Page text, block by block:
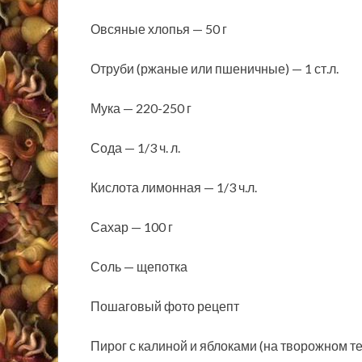
Овсяные хлопья — 50 г
Отруби (ржаные или пшеничные) — 1 ст.л.
Мука — 220-250 г
Сода — 1/3 ч. л.
Кислота лимонная — 1/3 ч.л.
Сахар — 100 г
Соль — щепотка
Пошаговый фото рецепт
Пирог с калиной и яблоками (на творожном